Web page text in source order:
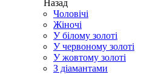
Назад
Чоловічі
Жіночі
У білому золоті
У червоному золоті
У жовтому золоті
З діамантами